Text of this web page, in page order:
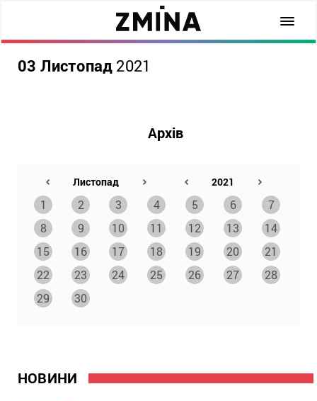
03 Листопад 2021
НОВИНИ
Архів
1 2 3 4 5 6
7
8
9 10 11 12 13
14
15
16 17 18 19 20
21
22
23 24 25 26 27
28
29
30